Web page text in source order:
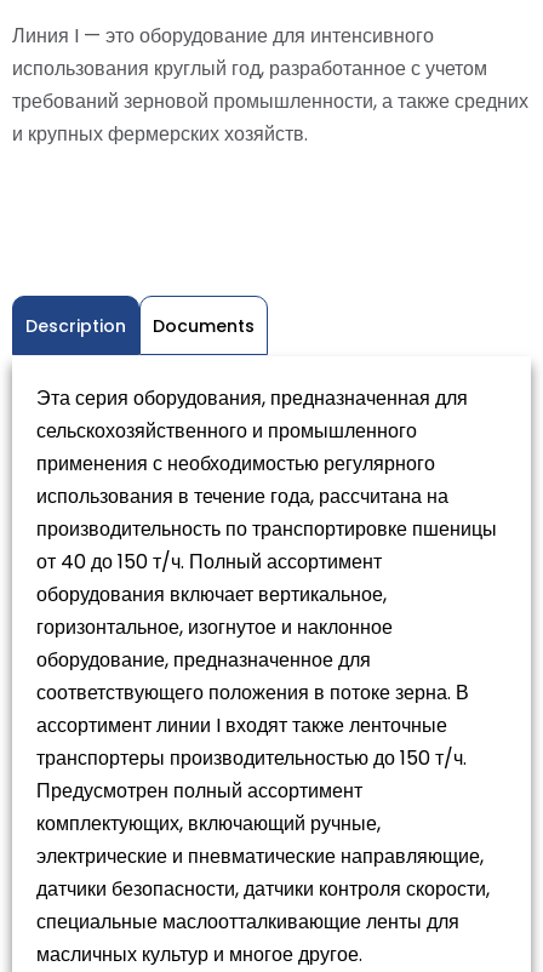
Линия I — это оборудование для интенсивного
использования круглый год, разработанное с учетом
требований зерновой промышленности, а также средних
и крупных фермерских хозяйств.
Description Documents
Эта серия оборудования, предназначенная для
сельскохозяйственного и промышленного
применения с необходимостью регулярного
использования в течение года, рассчитана на
производительность по транспортировке пшеницы
от 40 до 150 т/ч. Полный ассортимент
оборудования включает вертикальное,
горизонтальное, изогнутое и наклонное
оборудование, предназначенное для
соответствующего положения в потоке зерна. В
ассортимент линии I входят также ленточные
транспортеры производительностью до 150 т/ч.
Предусмотрен полный ассортимент
комплектующих, включающий ручные,
электрические и пневматические направляющие,
датчики безопасности, датчики контроля скорости,
специальные маслоотталкивающие ленты для
масличных культур и многое другое.